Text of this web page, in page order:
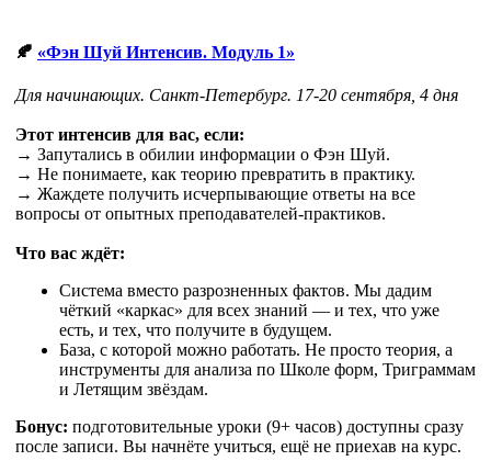
🍂 «Фэн Шуй Интенсив. Модуль 1»
Для начинающих. Санкт-Петербург. 17-20 сентября, 4 дня
Этот интенсив для вас, если:
→ Запутались в обилии информации о Фэн Шуй.
→ Не понимаете, как теорию превратить в практику.
→ Жаждете получить исчерпывающие ответы на все
вопросы от опытных преподавателей-практиков.
Что вас ждёт:
Система вместо разрозненных фактов. Мы дадим
чёткий «каркас» для всех знаний — и тех, что уже
есть, и тех, что получите в будущем.
База, с которой можно работать. Не просто теория, а
инструменты для анализа по Школе форм, Триграммам
и Летящим звёздам.
Бонус: подготовительные уроки (9+ часов) доступны сразу
после записи. Вы начнёте учиться, ещё не приехав на курс.